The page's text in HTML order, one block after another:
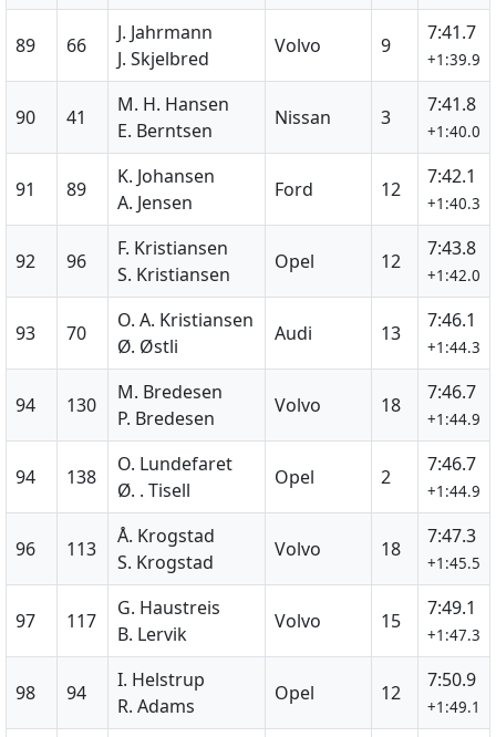
89 66
J. Jahrmann
J. Skjelbred
Volvo 9
7:41.7
+1:39.9
90 41
M. H. Hansen
E. Berntsen
Nissan 3
7:41.8
+1:40.0
91 89
K. Johansen
A. Jensen
Ford 12
7:42.1
+1:40.3
92 96
F. Kristiansen
S. Kristiansen
Opel 12
7:43.8
+1:42.0
93 70
O. A. Kristiansen
Ø. Østli
Audi 13
7:46.1
+1:44.3
94 130
M. Bredesen
P. Bredesen
Volvo 18
7:46.7
+1:44.9
94 138
O. Lundefaret
Ø. . Tisell
Opel 2
7:46.7
+1:44.9
96 113
Å. Krogstad
S. Krogstad
Volvo 18
7:47.3
+1:45.5
97 117
G. Haustreis
B. Lervik
Volvo 15
7:49.1
+1:47.3
98 94
I. Helstrup
R. Adams
Opel 12
7:50.9
+1:49.1